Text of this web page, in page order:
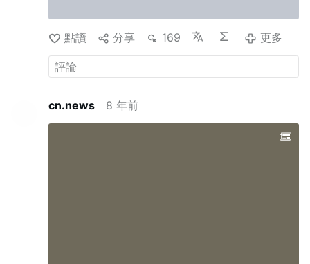
點讚 分享 169 更多
cn.news 8 年前